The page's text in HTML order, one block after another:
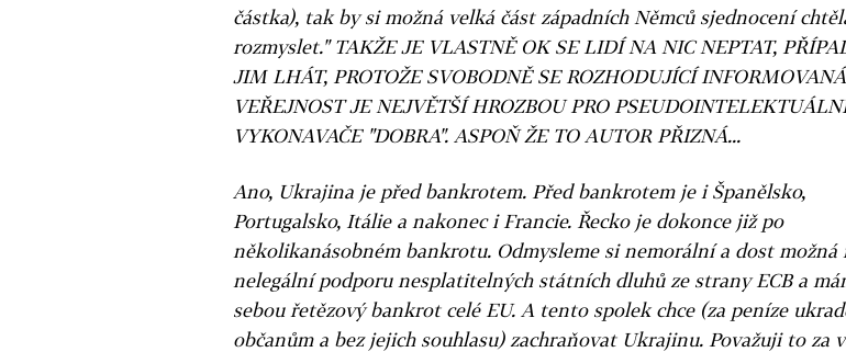
částka), tak by si možná velká část západních Němců sjednocení
rozmyslet." TAKŽE JE VLASTNĚ OK SE LIDÍ NA NIC NEPTAT,
JIM LHÁT, PROTOŽE SVOBODNĚ SE ROZHODUJÍCÍ INFORMOVANÁ
VEŘEJNOST JE NEJVĚTŠÍ HROZBOU PRO
VYKONAVAČE "DOBRA". ASPOŇ ŽE TO AUTOR PŘIZNÁ...
Ano, Ukrajina je před bankrotem. Před bankrotem je i Španělsko,
Portugalsko, Itálie a nakonec i Francie. Řecko je dokonce již po
několikanásobném bankrotu. Odmysleme si nemorální a dost možná
nelegální podporu nesplatitelných státních dluhů ze strany ECB a
sebou řetězový bankrot celé EU. A tento spolek chce (za peníze
občanům a bez jejich souhlasu) zachraňovat Ukrajinu. Považuji to za